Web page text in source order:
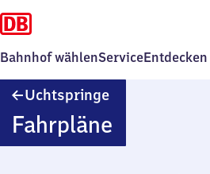
Bahnhof wählenServiceEntdecken
Uchtspringe
Fahrpläne